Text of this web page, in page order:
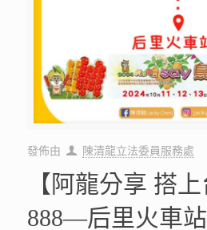
發佈由 陳清龍立法委員服務處
【阿龍分享 搭
888—后里火車站